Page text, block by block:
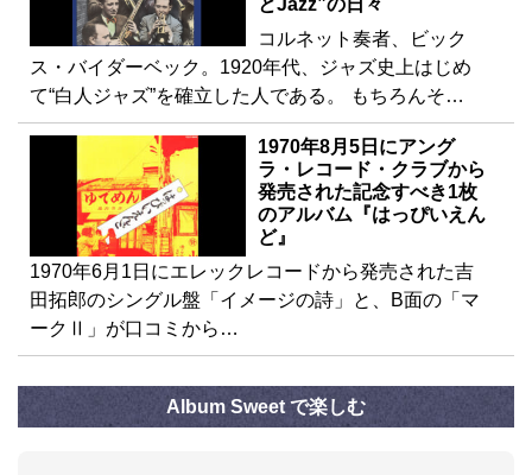
コルネット奏者、ビック
ス・バイダーベック。1920年代、ジャズ史上はじめ
て“白人ジャズ”を確立した人である。 もちろんそ…
1970年8月5日にアング
ラ・レコード・クラブから
発売された記念すべき1枚
のアルバム『はっぴいえん
ど』
1970年6月1日にエレックレコードから発売された吉
田拓郎のシングル盤「イメージの詩」と、B面の「マ
ークⅡ」が口コミから…
Album Sweet で楽しむ